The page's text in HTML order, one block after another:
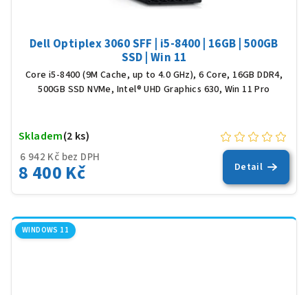
Dell Optiplex 3060 SFF | i5-8400 | 16GB | 500GB
SSD | Win 11
Core i5-8400 (9M Cache, up to 4.0 GHz), 6 Core, 16GB DDR4,
500GB SSD NVMe, Intel® UHD Graphics 630, Win 11 Pro
6 942 Kč bez DPH
8 400 Kč
Skladem(2 ks)
Detail
WINDOWS 11